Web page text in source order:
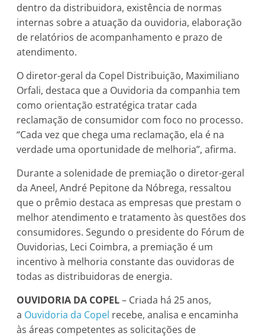
dentro da distribuidora, existência de normas
internas sobre a atuação da ouvidoria, elaboração
de relatórios de acompanhamento e prazo de
atendimento.
O diretor-geral da Copel Distribuição, Maximiliano
Orfali, destaca que a Ouvidoria da companhia tem
como orientação estratégica tratar cada
reclamação de consumidor com foco no processo.
“Cada vez que chega uma reclamação, ela é na
verdade uma oportunidade de melhoria”, afirma.
Durante a solenidade de premiação o diretor-geral
da Aneel, André Pepitone da Nóbrega, ressaltou
que o prêmio destaca as empresas que prestam o
melhor atendimento e tratamento às questões dos
consumidores. Segundo o presidente do Fórum de
Ouvidorias, Leci Coimbra, a premiação é um
incentivo à melhoria constante das ouvidoras de
todas as distribuidoras de energia.
OUVIDORIA DA COPEL– Criada há 25 anos,
a Ouvidoria da Copel recebe, analisa e encaminha
às áreas competentes as solicitações de